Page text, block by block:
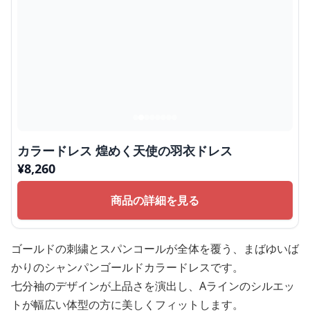
カラードレス 煌めく天使の羽衣ドレス
¥8,260
商品の詳細を見る
ゴールドの刺繍とスパンコールが全体を覆う、まばゆいば
かりのシャンパンゴールドカラードレスです。
七分袖のデザインが上品さを演出し、Aラインのシルエッ
トが幅広い体型の方に美しくフィットします。